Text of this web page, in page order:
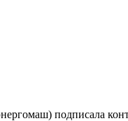
подписала